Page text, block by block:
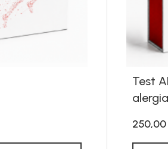
Test